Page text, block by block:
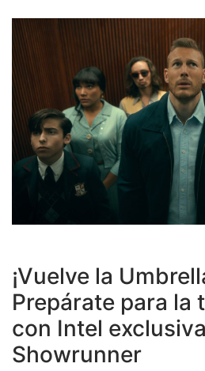
¡Vuelve la
Prepárate para la
con Intel
Showrunner